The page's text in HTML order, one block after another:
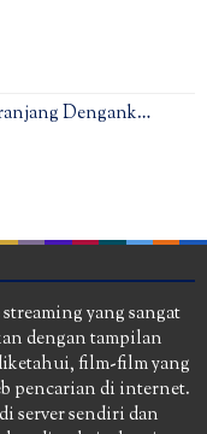
Dengank…
yang sangat
dengan tampilan
film-film yang
pencarian di internet.
server sendiri dan